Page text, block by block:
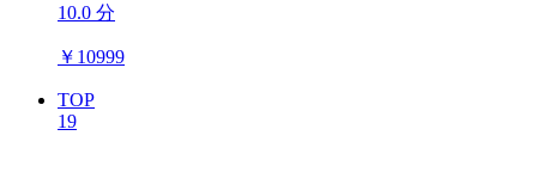
10.0 分
￥ 10999
TOP
19